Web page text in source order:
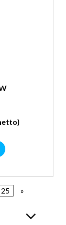
25 »